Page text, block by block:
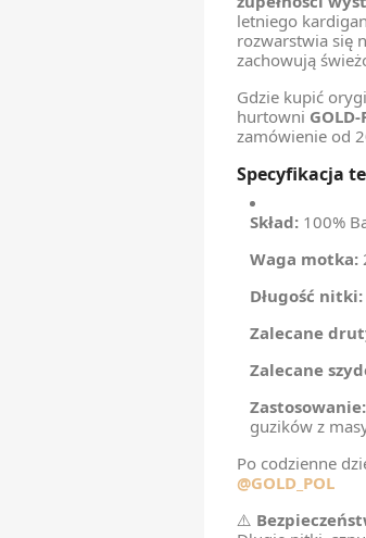
letniego
rozwarstwia się
zachowują
Gdzie kupić
hurtowni GOLD-
zamówienie od
Specyfikacja
Skład:100%
Waga motka:
Długość nitki:
Zalecane
Zalecane
Zastosowanie:
guzików z
Po codzienne
@GOLD_POL
⚠️